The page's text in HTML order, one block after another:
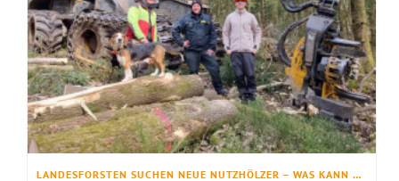
LANDESFORSTEN SUCHEN NEUE NUTZHÖLZER – WAS KANN DER BAUM DES JAHRES?